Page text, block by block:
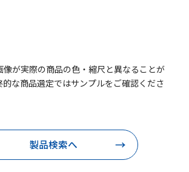
が実際の商品の色・縮尺と異なることが
的な商品選定ではサンプルをご確認くださ
製品検索へ